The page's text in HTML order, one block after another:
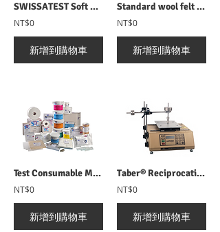
SWISSATEST Soft PVC sheet SWISSATEST PVC膜(受色膜)
NT$0
新增到購物車
Standard wool felt SWISSATEST 羊毛氈塊
NT$0
新增到購物車
Test Consumable Materials 試驗用耗材總覽
NT$0
新增到購物車
Taber® Reciprocating Abraser 5900 往復式耐磨測試儀
NT$0
新增到購物車